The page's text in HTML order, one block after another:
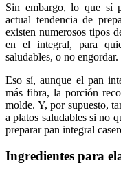
Sin embargo, lo que sí
actual tendencia de
existen numerosos tipos
en el integral, para
saludables, o no engordar.
Eso sí, aunque el pan
más fibra, la porción
molde. Y, por supuesto,
a platos saludables si no
preparar pan integral
Ingredientes para